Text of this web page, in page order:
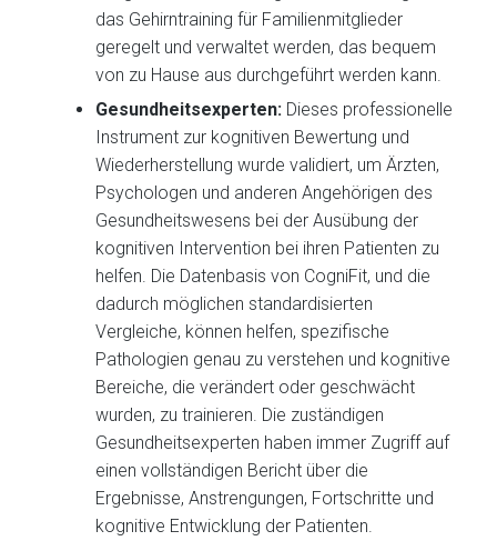
das Gehirntraining für Familienmitglieder
geregelt und verwaltet werden, das bequem
von zu Hause aus durchgeführt werden kann.
Gesundheitsexperten: Dieses professionelle
Instrument zur kognitiven Bewertung und
Wiederherstellung wurde validiert, um Ärzten,
Psychologen und anderen Angehörigen des
Gesundheitswesens bei der Ausübung der
kognitiven Intervention bei ihren Patienten zu
helfen. Die Datenbasis von CogniFit, und die
dadurch möglichen standardisierten
Vergleiche, können helfen, spezifische
Pathologien genau zu verstehen und kognitive
Bereiche, die verändert oder geschwächt
wurden, zu trainieren. Die zuständigen
Gesundheitsexperten haben immer Zugriff auf
einen vollständigen Bericht über die
Ergebnisse, Anstrengungen, Fortschritte und
kognitive Entwicklung der Patienten.